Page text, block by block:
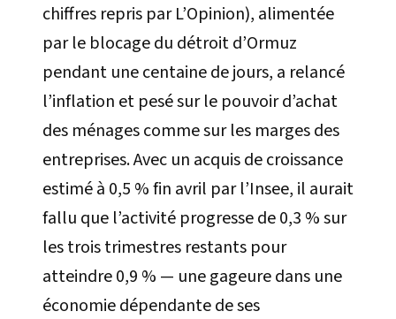
chiffres repris par L’Opinion), alimentée
par le blocage du détroit d’Ormuz
pendant une centaine de jours, a relancé
l’inflation et pesé sur le pouvoir d’achat
des ménages comme sur les marges des
entreprises. Avec un acquis de croissance
estimé à 0,5 % fin avril par l’Insee, il aurait
fallu que l’activité progresse de 0,3 % sur
les trois trimestres restants pour
atteindre 0,9 % — une gageure dans une
économie dépendante de ses